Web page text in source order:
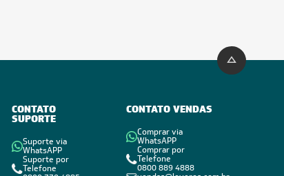
CONTATO
SUPORTE
Suporte via
WhatsAPP
Suporte por
Telefone
CONTATO VENDAS
Comprar via
WhatsAPP
Comprar por
Telefone
0800 889 4888